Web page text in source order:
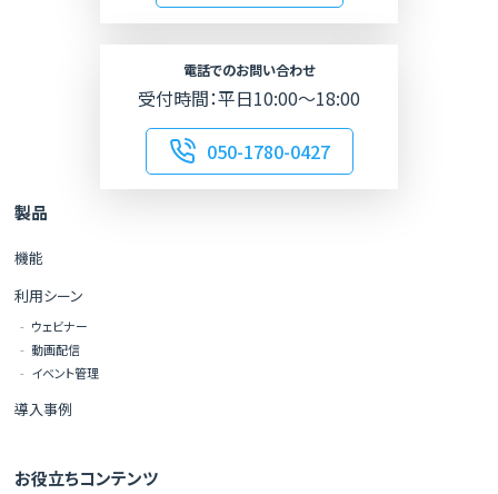
電話でのお問い合わせ
受付時間：平日10:00～18:00
050-1780-0427
製品
機能
利用シーン
ウェビナー
動画配信
イベント管理
導入事例
お役立ちコンテンツ